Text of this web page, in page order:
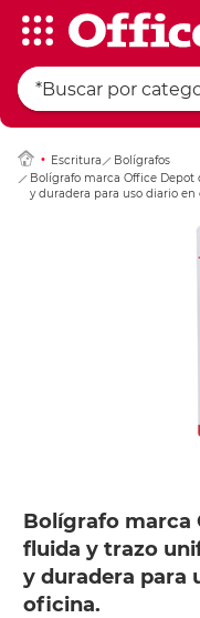
Escritura
Bolígrafos
Bolígrafo marca Office
y duradera para uso diario en
Bolígrafo marca
fluida y trazo
y duradera para
oficina.